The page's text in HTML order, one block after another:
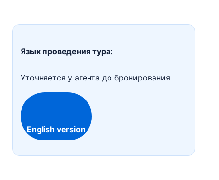
Язык проведения тура:
Уточняется у агента до бронирования
English version